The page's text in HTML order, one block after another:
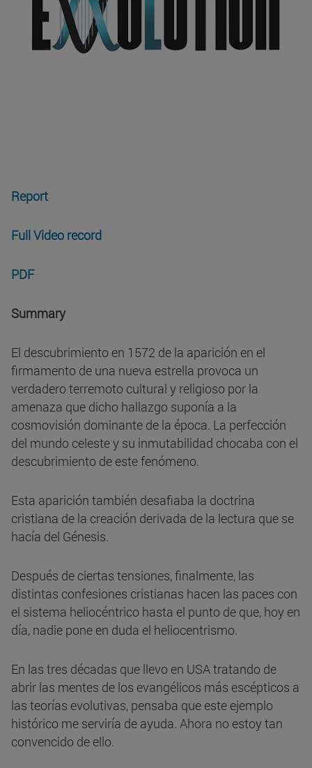
Report
Full Video record
PDF
Summary
El descubrimiento en 1572 de la aparición en el
firmamento de una nueva estrella provoca un
verdadero terremoto cultural y religioso por la
amenaza que dicho hallazgo suponía a la
cosmovisión dominante de la época. La perfección
del mundo celeste y su inmutabilidad chocaba con el
descubrimiento de este fenómeno.
Esta aparición también desafiaba la doctrina
cristiana de la creación derivada de la lectura que se
hacía del Génesis.
Después de ciertas tensiones, finalmente, las
distintas confesiones cristianas hacen las paces con
el sistema heliocéntrico hasta el punto de que, hoy en
día, nadie pone en duda el heliocentrismo.
En las tres décadas que llevo en USA tratando de
abrir las mentes de los evangélicos más escépticos a
las teorías evolutivas, pensaba que este ejemplo
histórico me serviría de ayuda. Ahora no estoy tan
convencido de ello.